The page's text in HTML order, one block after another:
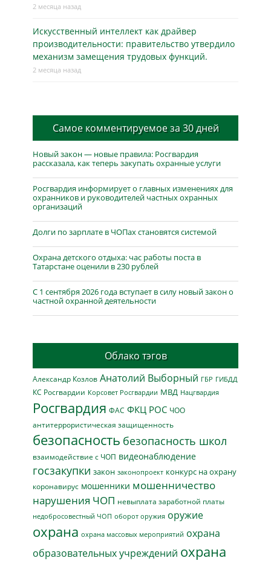
2 месяца назад
Искусственный интеллект как драйвер
производительности: правительство утвердило
механизм замещения трудовых функций.
2 месяца назад
Самое комментируемое за 30 дней
Новый закон — новые правила: Росгвардия
рассказала, как теперь закупать охранные услуги
Росгвардия информирует о главных изменениях для
охранников и руководителей частных охранных
организаций
Долги по зарплате в ЧОПах становятся системой
Охрана детского отдыха: час работы поста в
Татарстане оценили в 230 рублей
С 1 сентября 2026 года вступает в силу новый закон о
частной охранной деятельности
Облако тэгов
Александр Козлов Анатолий Выборный ГБР ГИБДД
КС Росгвардии Корсовет Росгвардии МВД Нацгвардия
Росгвардия ФАС ФКЦ РОС ЧОО
антитеррористическая защищенность
безопасность безопасность школ
взаимодействие с ЧОП видеонаблюдение
госзакупки закон законопроект конкурс на охрану
коронавирус мошенники мошенничество
нарушения ЧОП невыплата заработной платы
недобросовестный ЧОП оборот оружия оружие
охрана охрана массовых мероприятий охрана
образовательных учреждений охрана